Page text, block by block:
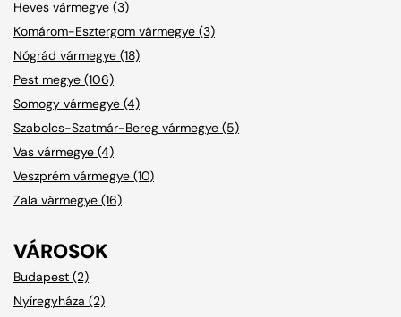
Heves vármegye (3)
Komárom-Esztergom vármegye (3)
Nógrád vármegye (18)
Pest megye (106)
Somogy vármegye (4)
Szabolcs-Szatmár-Bereg vármegye (5)
Vas vármegye (4)
Veszprém vármegye (10)
Zala vármegye (16)
VÁROSOK
Budapest (2)
Nyíregyháza (2)